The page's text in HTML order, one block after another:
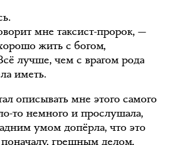
мне таксист-пророк, —
жить с богом,
лучше, чем с врагом рода
иметь.
описывать мне этого самого
то немного и прослушала,
умом допёрла, что это
поначалу, грешным делом,